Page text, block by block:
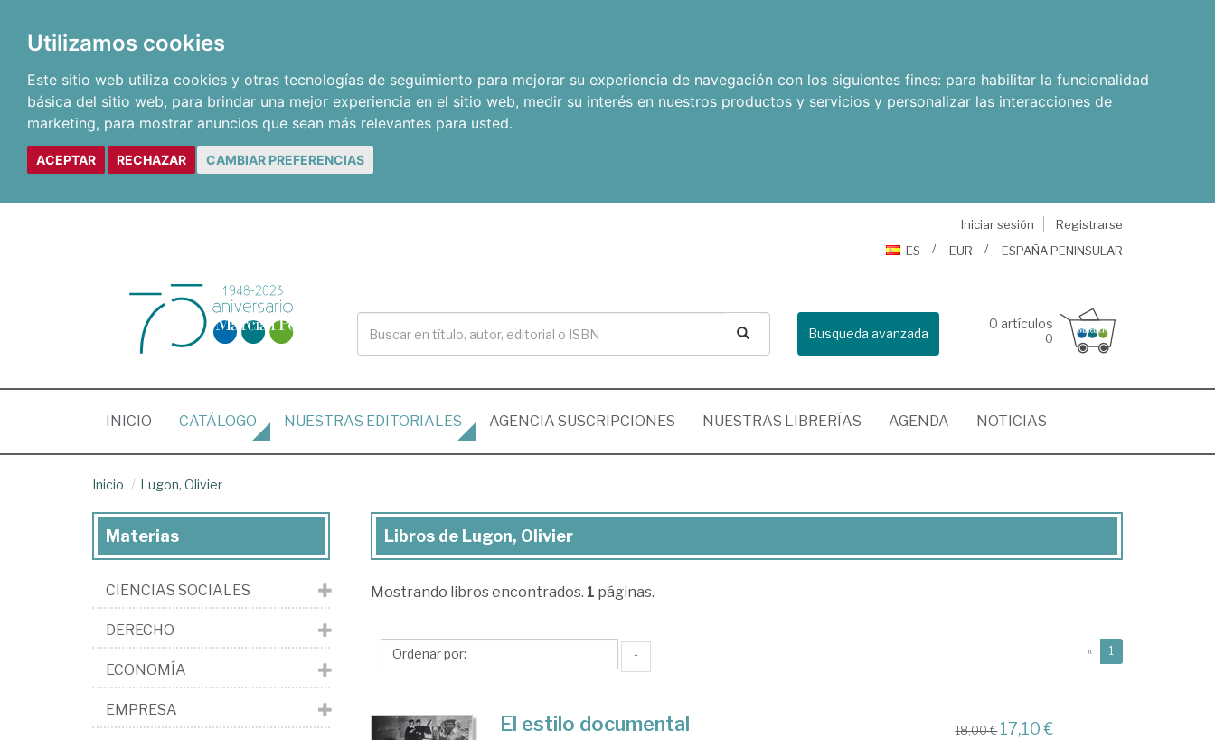
Utilizamos cookies
Este sitio web utiliza cookies y otras tecnologías de seguimiento para mejorar su experiencia de navegación con los siguientes fines: para habilitar la funcionalidad
básica del sitio web, para brindar una mejor experiencia en el sitio web, medir su interés en nuestros productos y servicios y personalizar las interacciones de
marketing, para mostrar anuncios que sean más relevantes para usted.
ACEPTAR RECHAZAR CAMBIAR PREFERENCIAS
Iniciar sesión
Registrarse
ES
EUR ESPAÑA PENINSULAR
Busqueda avanzada
0 artículos
0
INICIO (CURRENT)
CATÁLOGO NUESTRAS EDITORIALES AGENCIA SUSCRIPCIONES NUESTRAS LIBRERÍAS AGENDA NOTICIAS
Inicio Lugon, Olivier
Libros
Lugon,
Libros de Lugon, Olivier
Mostrando libros encontrados. 1 páginas.
↑ « 1
El estilo documental 18,00 € 17,10 €
Materias
CIENCIAS SOCIALES
DERECHO
ECONOMÍA
EMPRESA